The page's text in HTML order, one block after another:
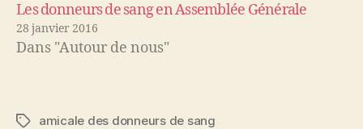
Les donneurs de sang en Assemblée Générale
28 janvier 2016
Dans "Autour de nous"
Étiquettes
amicale des donneurs de sang